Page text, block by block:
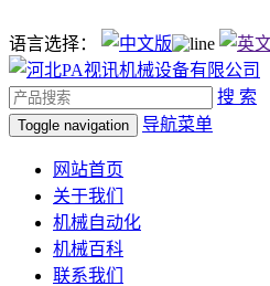
语言选择：
搜 索
Toggle navigation 导航菜单
网站首页
关于我们
机械自动化
机械百科
联系我们